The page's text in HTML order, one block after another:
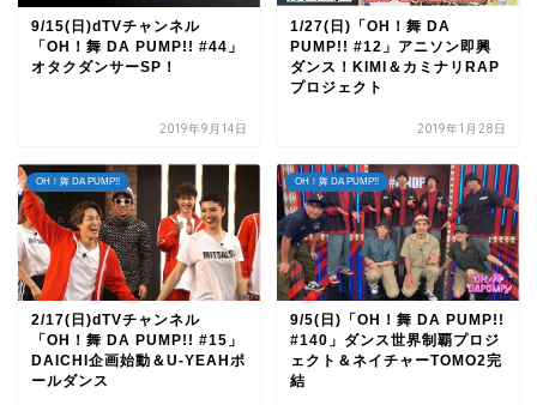
9/15(日)dTVチャンネル
「OH！舞 DA PUMP!! #44」
オタクダンサーSP！
2019年9月14日
1/27(日)「OH！舞 DA
PUMP!! #12」アニソン即興
ダンス！KIMI＆カミナリRAP
プロジェクト
2019年1月28日
OH！舞 DA PUMP!!
2/17(日)dTVチャンネル
「OH！舞 DA PUMP!! #15」
DAICHI企画始動＆U-YEAHポ
ールダンス
OH！舞 DA PUMP!!
9/5(日)「OH！舞 DA PUMP!!
#140」ダンス世界制覇プロジ
ェクト＆ネイチャーTOMO2完
結